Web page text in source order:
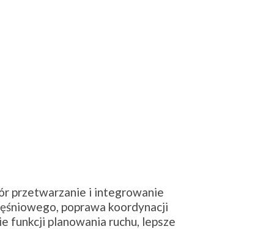
przetwarzanie i integrowanie
poprawa koordynacji
funkcji planowania ruchu, lepsze